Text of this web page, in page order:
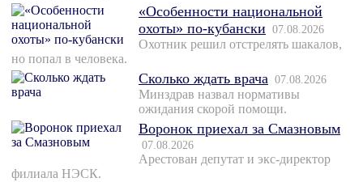
«Особенности национальной
охоты» по-кубански 07.08.2026
Охотник решил отстрелять шакалов,
но попал в человека.
Сколько ждать врача 07.08.2026
Минздрав назвал нормативы
ожидания скорой помощи.
Воронок приехал за Смазновым
07.08.2026
Арестован депутат и экс-директор
филиала НЭСК.